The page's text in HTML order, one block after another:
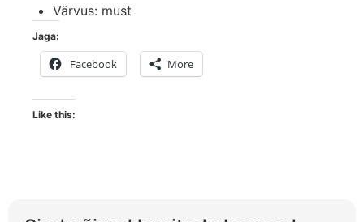
Värvus: must
Jaga:
Facebook More
Like this: